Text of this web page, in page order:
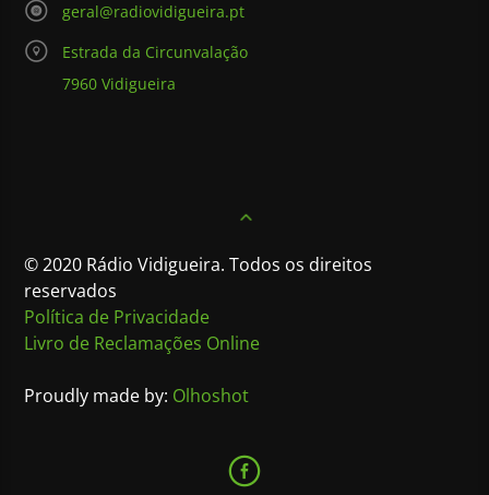
geral@radiovidigueira.pt
Estrada da Circunvalação
7960 Vidigueira
© 2020 Rádio Vidigueira. Todos os direitos
reservados
Política de Privacidade
Livro de Reclamações Online
Proudly made by: Olhoshot